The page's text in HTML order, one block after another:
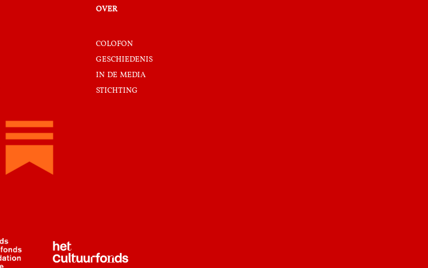
over
colofon
geschiedenis
in de media
stichting